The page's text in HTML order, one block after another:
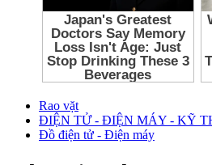
Rao vặt
ĐIỆN TỬ - ĐIỆN MÁY - KỸ
Đồ điện tử - Điện máy